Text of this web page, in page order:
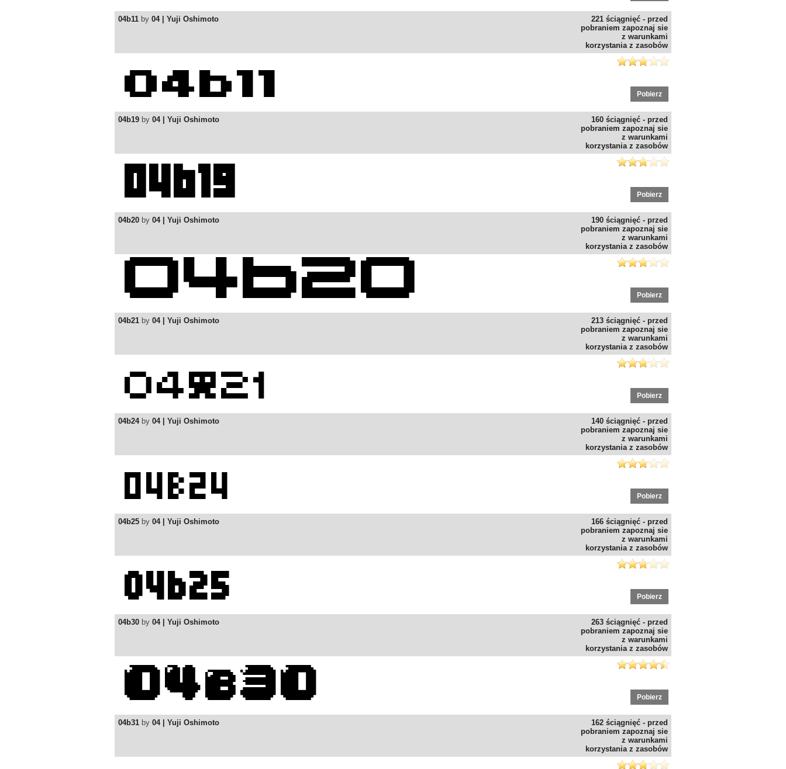
221 ściągnięć - przed
pobraniem zapoznaj sie
z warunkami
korzystania z zasobów
04b11 by 04 | Yuji Oshimoto
Pobierz
160 ściągnięć - przed
pobraniem zapoznaj sie
z warunkami
korzystania z zasobów
04b19 by 04 | Yuji Oshimoto
Pobierz
190 ściągnięć - przed
pobraniem zapoznaj sie
z warunkami
korzystania z zasobów
04b20 by 04 | Yuji Oshimoto
Pobierz
213 ściągnięć - przed
pobraniem zapoznaj sie
z warunkami
korzystania z zasobów
04b21 by 04 | Yuji Oshimoto
Pobierz
140 ściągnięć - przed
pobraniem zapoznaj sie
z warunkami
korzystania z zasobów
04b24by 04 | Yuji Oshimoto
Pobierz
166 ściągnięć - przed
pobraniem zapoznaj sie
z warunkami
korzystania z zasobów
04b25 by 04 | Yuji Oshimoto
Pobierz
263 ściągnięć - przed
pobraniem zapoznaj sie
z warunkami
korzystania z zasobów
04b30 by 04 | Yuji Oshimoto
Pobierz
162 ściągnięć - przed
pobraniem zapoznaj sie
z warunkami
korzystania z zasobów
04b31 by 04 | Yuji Oshimoto